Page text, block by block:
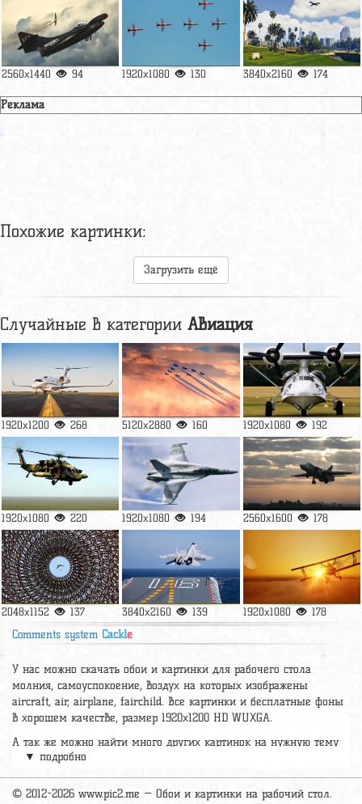
2560x1440 94 1920x1080 130 3840x2160 174
Реклама
Похожие картинки:
Загрузить ещё
Случайные в категории Авиация
1920x1200 268 5120x2880 160 1920x1080 192
1920x1080 220 1920x1080 194 2560x1600 178
2048x1152 137 3840x2160 139 1920x1080 178
Comments system Cackle
У нас можно скачать обои и картинки для рабочего стола
молния, самоуспокоение, воздух на которых изображены
aircraft, air, airplane, fairchild. Все картинки и бесплатные фоны
в хорошем качестве, размер 1920x1200 HD WUXGA.
А так же можно найти много других картинок на нужную тему
разделобои Авиация
большое количество красивых широкоформатных картинок, фото
и обоев хорошего hd качества бесплатно и на телефон.
▼ подробно
© 2012-2026 www.pic2.me — Обои и картинки на рабочий стол.